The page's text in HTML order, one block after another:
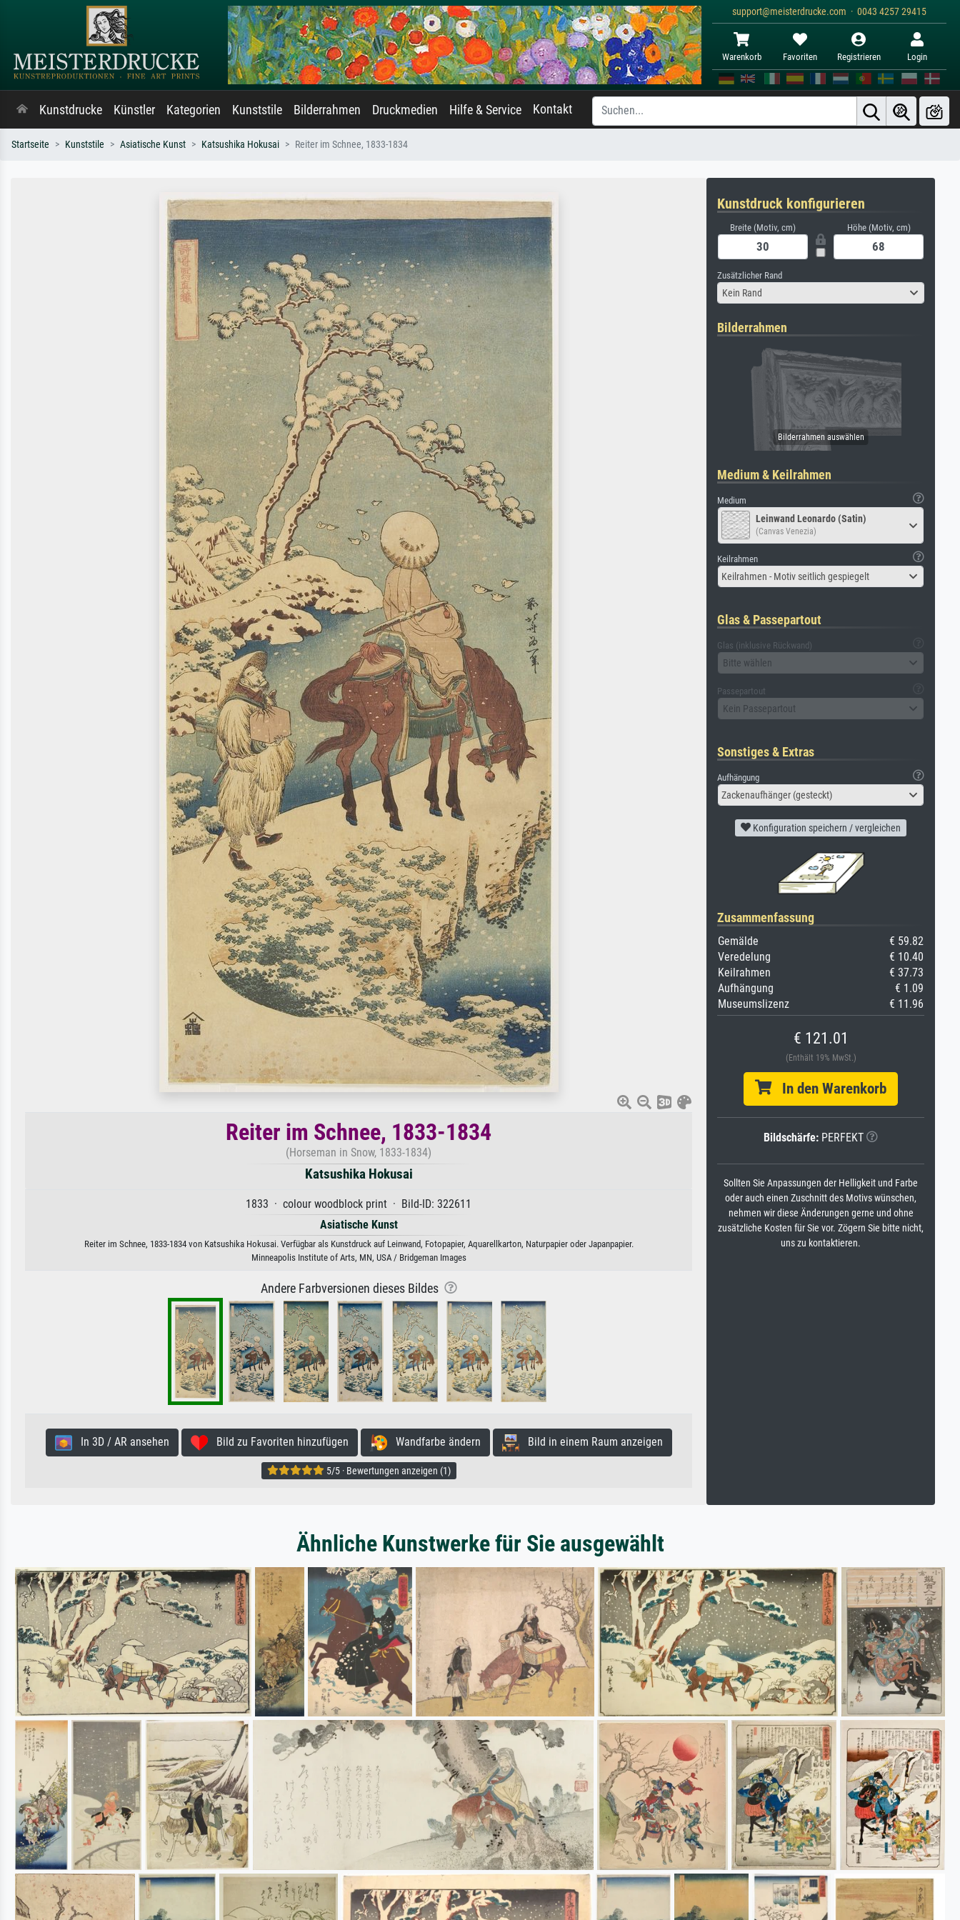
support@meisterdrucke.com · 0043 4257 29415
Warenkorb Favoriten Registrieren Login
Kunstdrucke Künstler Kategorien Kunststile Bilderrahmen Druckmedien Hilfe & Service Kontakt
Startseite Kunststile Asiatische Kunst Katsushika Hokusai Reiter im Schnee, 1833-1834
Reiter im Schnee, 1833-1834
(Horseman in Snow, 1833-1834)
Katsushika Hokusai
1833 · colour woodblock print · Bild-ID: 322611
Asiatische Kunst
Reiter im Schnee, 1833-1834 von Katsushika Hokusai. Verfügbar als Kunstdruck auf Leinwand, Fotopapier, Aquarellkarton, Naturpapier oder Japanpapier.
Minneapolis Institute of Arts, MN, USA / Bridgeman Images
Andere Farbversionen dieses Bildes
In 3D / AR ansehen Bild zu Favoriten hinzufügen Wandfarbe ändern Bild in einem Raum anzeigen
5/5 · Bewertungen anzeigen (1)
Kunstdruck konfigurieren
Breite (Motiv, cm) Höhe (Motiv, cm)
Zusätzlicher Rand
Kein Rand
Bilderrahmen
Medium & Keilrahmen
Medium
Leinwand Leonardo (Satin)
(Canvas Venezia)
Keilrahmen
Keilrahmen - Motiv seitlich gespiegelt
Glas & Passepartout
Glas (inklusive Rückwand)
Bitte wählen
Passepartout
Kein Passepartout
Sonstiges & Extras
Aufhängung
Zackenaufhänger (gesteckt)
Konfiguration speichern / vergleichen
Zusammenfassung
Gemälde
€ 59.82
Veredelung
€ 10.40
Keilrahmen
€ 37.73
Aufhängung
€ 1.09
Museumslizenz
€ 11.96
€ 121.01
(Enthält 19% MwSt.)
In den Warenkorb
Bildschärfe: PERFEKT
Sollten Sie Anpassungen der Helligkeit und Farbe
oder auch einen Zuschnitt des Motivs wünschen,
nehmen wir diese Änderungen gerne und ohne
zusätzliche Kosten für Sie vor. Zögern Sie bitte nicht,
uns zu kontaktieren.
Ähnliche Kunstwerke für Sie ausgewählt